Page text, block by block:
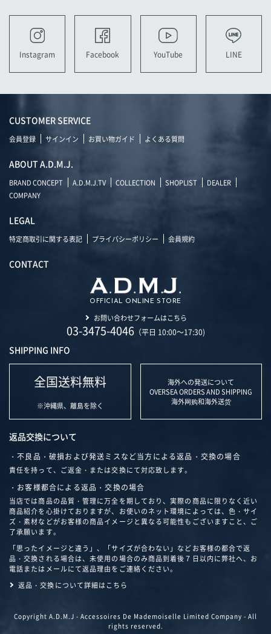
Instagram Facebook YouTube LINE
CUSTOMER SERVICE
会員登録 サインイン お買い物ガイド よくある質問
ABOUT A.D.M.J.
BRAND CONCEPT A.D.M.J.TV COLLECTION SHOPLIST
DEALER
COMPANY
LEGAL
特定商取引に関する表記 プライバシーポリシー 会員規約
CONTACT
OFFICIAL ONLINE STORE
お問い合わせフォームはこちら
03-3475-4046（平日 10:00～17:30)
SHIPPING INFO
全国送料無料
※沖縄県、離島を除く
海外への発送について
OVERSEA ORDERS AND SHIPPING
海外网购和海外送货
返品交換について
・不良品・破損および発送ミスなど当方による返品・交換の場合
責任を持って、ご返金・または交換にて対応致します。
・お客様都合による返品・交換の場合
当店では商品の品質・管理に万全を期しており、実際の商品に限りなく近い
商品紹介を心掛けておりますが、お使いのネット環境によっては、色・サイ
ズ・素材などがお客様の商品イメージと異なる可能性もございますこと、ご
了承願います。
「思ったイメージと違う」、「サイズが合わない」などお客様の都合で返
品・交換される場合は、未使用の場合のみ商品到着後７日以内に弊社へ、お
電話またはメールにて返品理由をご連絡ください。
返品・交換について詳細はこちら
Copyright A.D.M.J - Accessoires De Mademoiselle Limited Company - All
rights reserved.